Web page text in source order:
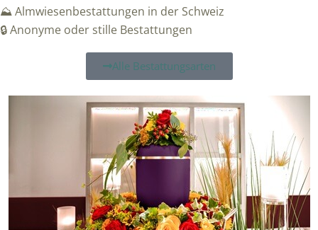
⛰️ Almwiesenbestattungen in der Schweiz
🔒 Anonyme oder stille Bestattungen
Alle Bestattungsarten